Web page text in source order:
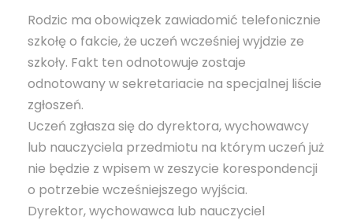
Rodzic ma obowiązek zawiadomić telefonicznie
szkołę o fakcie, że uczeń wcześniej wyjdzie ze
szkoły. Fakt ten odnotowuje zostaje
odnotowany w sekretariacie na specjalnej liście
zgłoszeń.
Uczeń zgłasza się do dyrektora, wychowawcy
lub nauczyciela przedmiotu na którym uczeń już
nie będzie z wpisem w zeszycie korespondencji
o potrzebie wcześniejszego wyjścia.
Dyrektor, wychowawca lub nauczyciel